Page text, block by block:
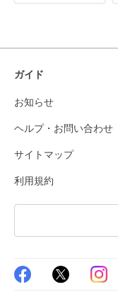
ガイド
お知らせ
ヘルプ・お問い合わせ
サイトマップ
利用規約